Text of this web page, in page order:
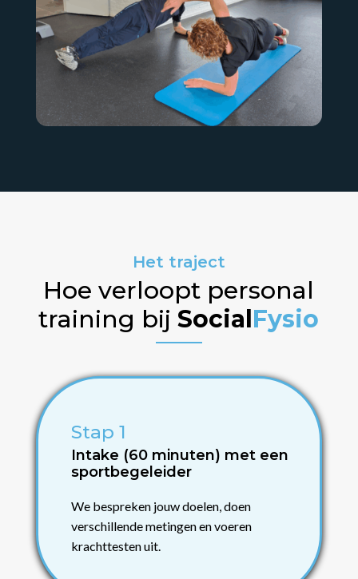
Het traject
Hoe verloopt personal
training bijSocialFysio
Stap 1
Intake (60 minuten) met een
sportbegeleider
We bespreken jouw doelen, doen
verschillende metingen en voeren
krachttesten uit.